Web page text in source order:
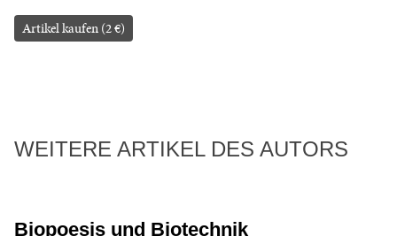
Artikel kaufen (2 €)
WEITERE ARTIKEL DES AUTORS
Biopoesis und Biotechnik